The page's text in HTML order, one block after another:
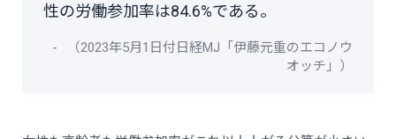
性の労働参加率は84.6%である。
（2023年5月1日付日経MJ「伊藤元重のエコノウ
オッチ」）